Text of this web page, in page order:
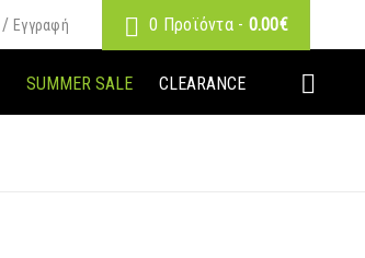
0 Προϊόντα - 0.00€
/ Εγγραφή
SUMMER SALE CLEARANCE